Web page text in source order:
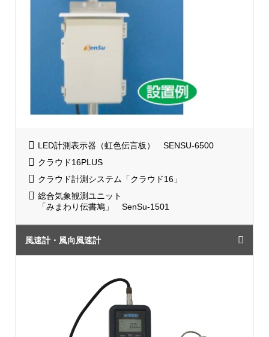
LED計測表示器（虹色伝言板） SENSU-6500
クラウド16PLUS
クラウド計測システム「クラウド16」
総合気象観測ユニット
「みまわり伝書鳩」 SenSu-1501
風速計・風向風速計